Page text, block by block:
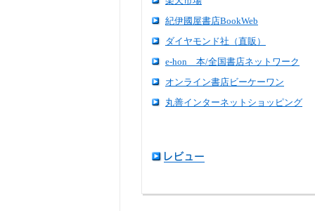
紀伊國屋書店BookWeb
ダイヤモンド社（直販）
e-hon 本/全国書店ネットワーク
オンライン書店ビーケーワン
丸善インターネットショッピング